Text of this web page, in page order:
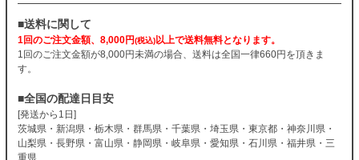
■送料に関して
1回のご注文金額、8,000円(税込)以上で送料無料となります。
1回のご注文金額が8,000円未満の場合、送料は全国一律660円を頂きま
す。
■全国の配達日目安
[発送から1日]
茨城県・新潟県・栃木県・群馬県・千葉県・埼玉県・東京都・神奈川県・
山梨県・長野県・富山県・静岡県・岐阜県・愛知県・石川県・福井県・三
重県